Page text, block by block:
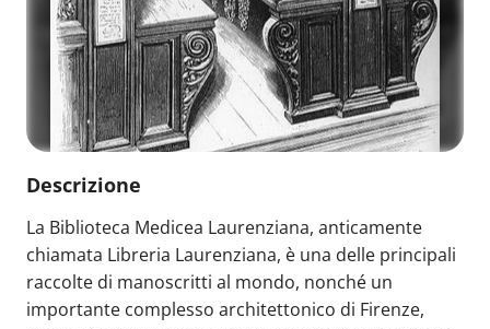
Descrizione
La Biblioteca Medicea Laurenziana, anticamente
chiamata Libreria Laurenziana, è una delle principali
raccolte di manoscritti al mondo, nonché un
importante complesso architettonico di Firenze,